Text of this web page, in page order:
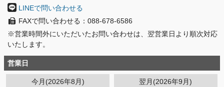
LINEで問い合わせる
FAXで問い合わせる：088-678-6586
※営業時間外にいただいたお問い合わせは、翌営業日より順次対応
いたします。
営業日
今月(2026年8月)
翌月(2026年9月)